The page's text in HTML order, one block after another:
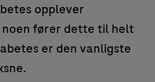
opplever
noen fører dette til helt
er den vanligste